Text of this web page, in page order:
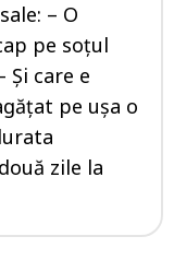
– O
pe soțul
Și care e
pe ușa o
zile la